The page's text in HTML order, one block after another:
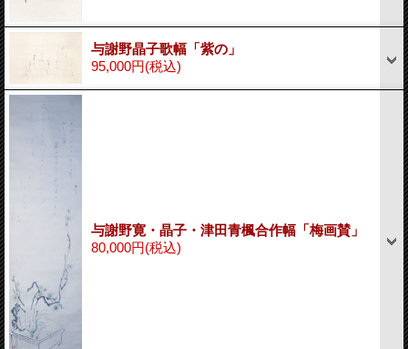
与謝野晶子歌幅「紫の」
95,000円(税込)
与謝野寛・晶子・津田青楓合作幅「梅画賛」
80,000円(税込)